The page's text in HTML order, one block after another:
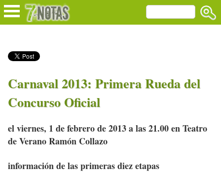
Carnaval 2013: Primera Rueda del
Concurso Oficial
el viernes, 1 de febrero de 2013 a las 21.00 en Teatro
de Verano Ramón Collazo
información de las primeras diez etapas